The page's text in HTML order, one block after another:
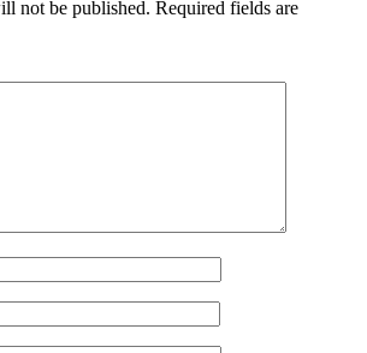
not be published. Required fields are